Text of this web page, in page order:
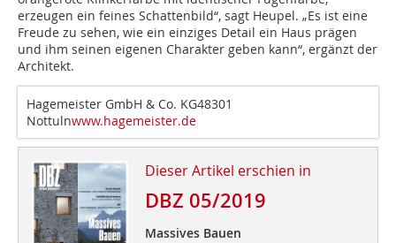
erzeugen ein feines Schattenbild“, sagt Heupel. „Es ist eine
Freude zu sehen, wie ein einziges Detail ein Haus prägen
und ihm seinen eigenen Charakter geben kann“, ergänzt der
Architekt.
Hagemeister GmbH & Co. KG48301
Nottulnwww.hagemeister.de
Dieser Artikel erschien in
DBZ 05/2019
Massives Bauen